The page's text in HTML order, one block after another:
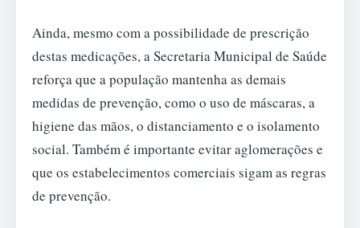
Ainda, mesmo com a possibilidade de prescrição
destas medicações, a Secretaria Municipal de Saúde
reforça que a população mantenha as demais
medidas de prevenção, como o uso de máscaras, a
higiene das mãos, o distanciamento e o isolamento
social. Também é importante evitar aglomerações e
que os estabelecimentos comerciais sigam as regras
de prevenção.